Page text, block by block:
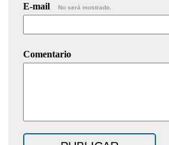
E-mail No será mostrado.
Comentario